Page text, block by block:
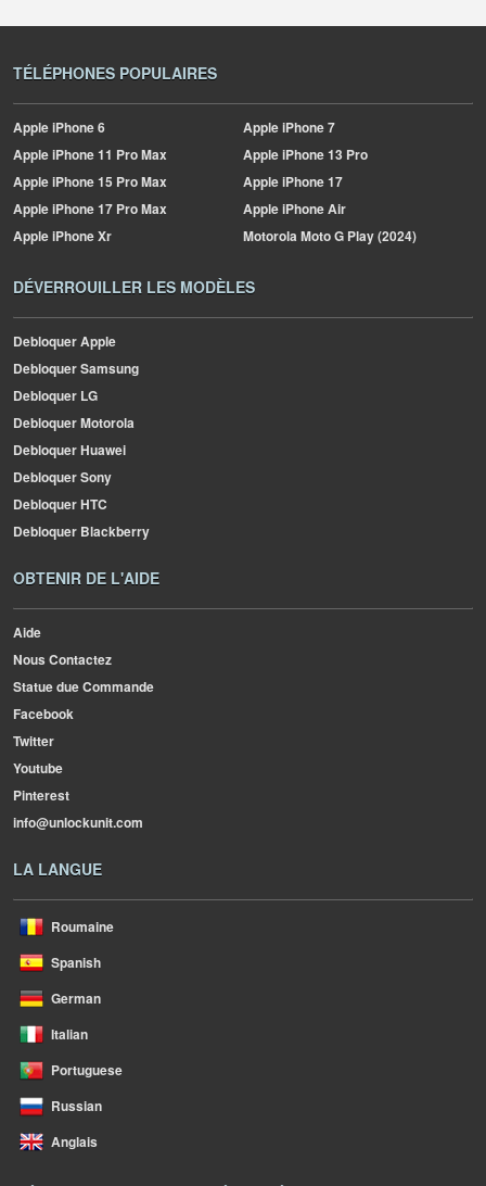
TÉLÉPHONES POPULAIRES
AppleiPhone 6 AppleiPhone 7
AppleiPhone 11 Pro Max AppleiPhone 13 Pro
AppleiPhone 15 Pro Max AppleiPhone 17
AppleiPhone 17 Pro Max AppleiPhone Air
AppleiPhone Xr MotorolaMoto G Play (2024)
DÉVERROUILLER LES MODÈLES
Debloquer Apple
Debloquer Samsung
Debloquer LG
Debloquer Motorola
Debloquer Huawei
Debloquer Sony
Debloquer HTC
Debloquer Blackberry
OBTENIR DE L'AIDE
Aide
Nous Contactez
Statue due Commande
Facebook
Twitter
Youtube
Pinterest
info@unlockunit.com
LA LANGUE
Roumaine
Spanish
German
Italian
Portuguese
Russian
Anglais